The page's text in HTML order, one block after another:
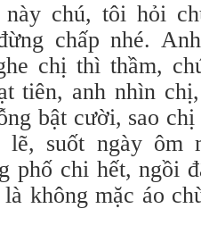
chú, tôi hỏi
chấp nhé.
chị thì thầm,
tiên, anh nhìn
bật cười, sao
suốt ngày ôm
phố chi hết, ngồi
không mặc áo